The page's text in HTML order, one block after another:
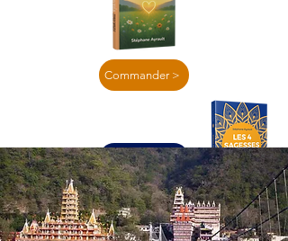
Commander >
En lire plus >